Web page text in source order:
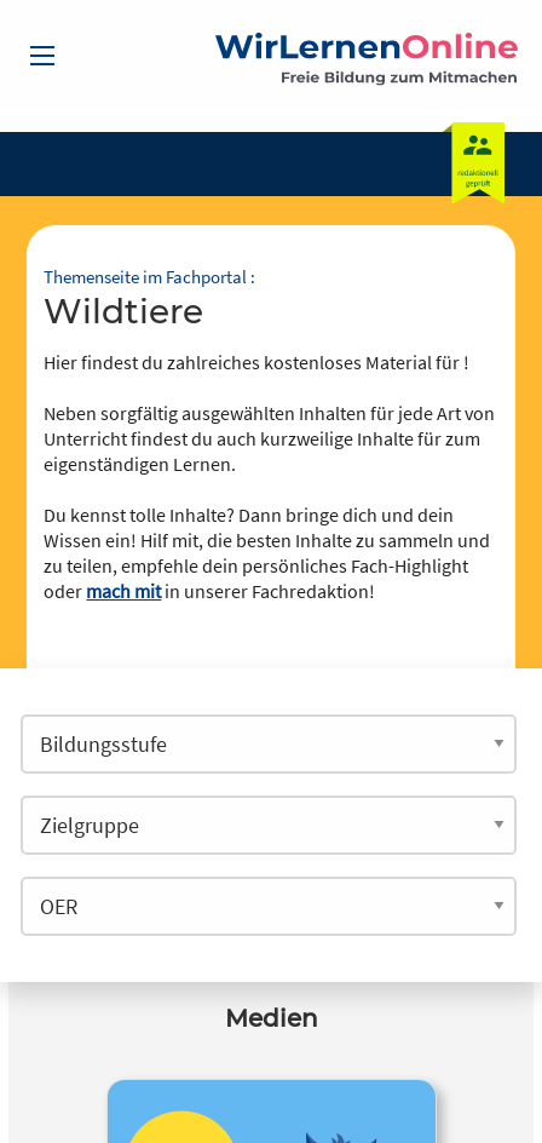
Themenseite im Fachportal :
Wildtiere
Hier findest du zahlreiches kostenloses Material für !
Neben sorgfältig ausgewählten Inhalten für jede Art von
Unterricht findest du auch kurzweilige Inhalte für zum
eigenständigen Lernen.
Du kennst tolle Inhalte? Dann bringe dich und dein
Wissen ein! Hilf mit, die besten Inhalte zu sammeln und
zu teilen, empfehle dein persönliches Fach-Highlight
oder mach mitin unserer Fachredaktion!
Medien